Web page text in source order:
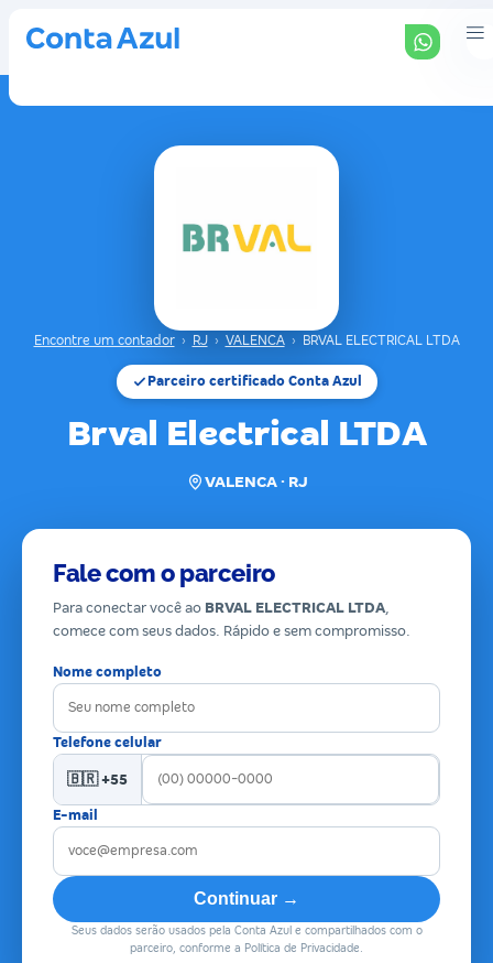
Encontre um contador › RJ › VALENCA › BRVAL ELECTRICAL LTDA
Parceiro certificado Conta Azul
Brval Electrical LTDA
VALENCA · RJ
Fale com o parceiro
Para conectar você ao BRVAL ELECTRICAL LTDA,
comece com seus dados. Rápido e sem compromisso.
Nome completo
Telefone celular
🇧🇷 +55
E-mail
Continuar →
Seus dados serão usados pela Conta Azul e compartilhados com o
parceiro, conforme a Política de Privacidade.